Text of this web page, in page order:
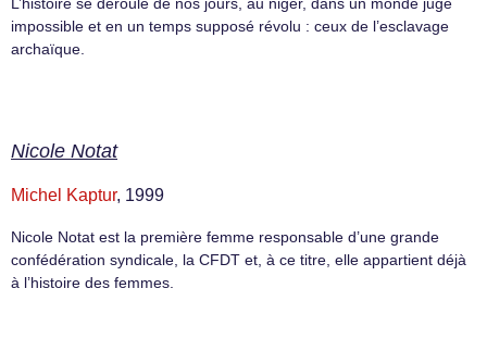
impossible et en un temps supposé révolu : ceux de l’esclavage
archaïque.
Nicole Notat
Michel Kaptur, 1999
Nicole Notat est la première femme responsable d’une grande
confédération syndicale, la CFDT et, à ce titre, elle appartient déjà
à l’histoire des femmes.